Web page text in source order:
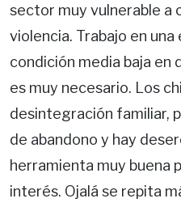
sector muy vulnerable a
violencia. Trabajo en
condición media baja
es muy necesario. Los
desintegración familiar,
de abandono y hay
herramienta muy buena
interés. Ojalá se repita